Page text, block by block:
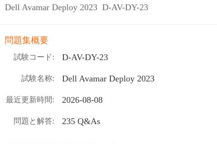
Dell Avamar Deploy 2023 D-AV-DY-23
問題集概要
試験コード: D-AV-DY-23
試験名称: Dell Avamar Deploy 2023
最近更新時間: 2026-08-08
問題と解答: 235 Q&As